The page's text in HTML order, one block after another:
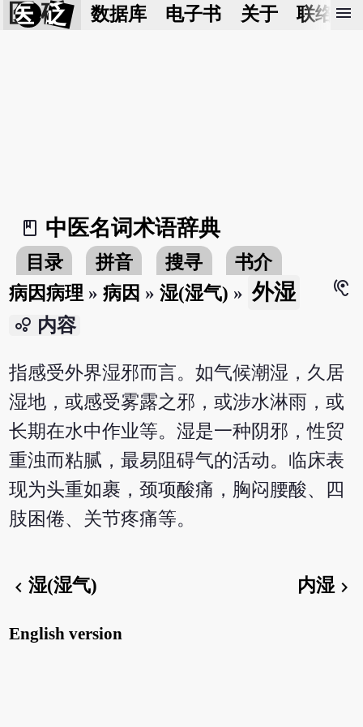
医 砭 数据库 电子书 关于 联络我
menu
book_2
中医名词术语辞典
目录 拼音 搜寻
书介
病因病理 »病因 »湿(湿气) » 外湿
hearing
bubble_chart 内容
指感受外界湿邪而言。如气候潮湿，久居
湿地，或感受雾露之邪，或涉水淋雨，或
长期在水中作业等。湿是一种阴邪，性贸
重浊而粘腻，最易阻碍气的活动。临床表
现为头重如裹，颈项酸痛，胸闷腰酸、四
肢困倦、关节疼痛等。
chevron_left湿(湿气) 内湿chevron_right
English version